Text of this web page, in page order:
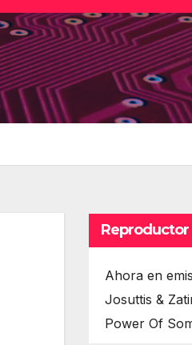
Reproductor
Ahora en
Josuttis &
Power Of